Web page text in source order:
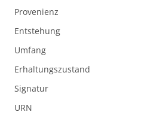
Provenienz
Entstehung
Umfang
Erhaltungszustand
Signatur
URN